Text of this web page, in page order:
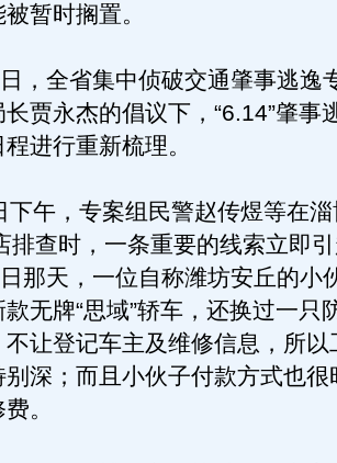
暂时搁置。
全省集中侦破交通肇事逃逸
贾永杰的倡议下，“6.14”肇事
进行重新梳理。
，专案组民警赵传煜等在淄
排查时，一条重要的线索立即
那天，一位自称潍坊安丘的小
无牌“思域”轿车，还换过一只
让登记车主及维修信息，所以
别深；而且小伙子付款方式也很
。